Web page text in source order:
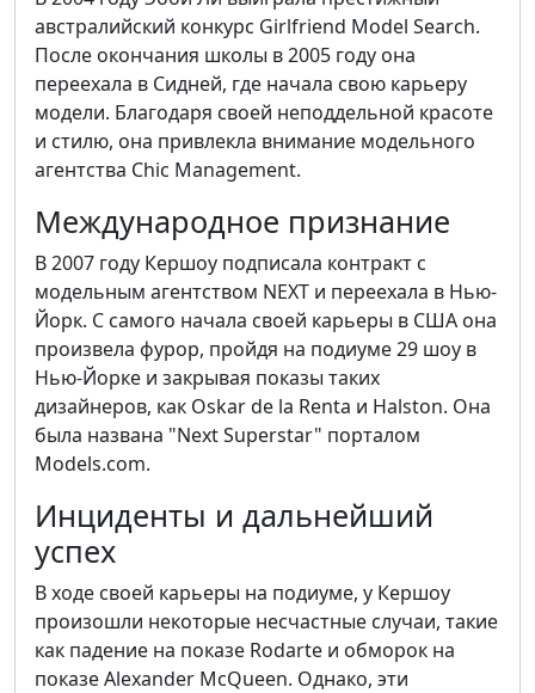
австралийский конкурс Girlfriend Model Search.
После окончания школы в 2005 году она
переехала в Сидней, где начала свою карьеру
модели. Благодаря своей неподдельной красоте
и стилю, она привлекла внимание модельного
агентства Chic Management.
Международное признание
В 2007 году Кершоу подписала контракт с
модельным агентством NEXT и переехала в Нью-
Йорк. С самого начала своей карьеры в США она
произвела фурор, пройдя на подиуме 29 шоу в
Нью-Йорке и закрывая показы таких
дизайнеров, как Oskar de la Renta и Halston. Она
была названа "Next Superstar" порталом
Models.com.
Инциденты и дальнейший
успех
В ходе своей карьеры на подиуме, у Кершоу
произошли некоторые несчастные случаи, такие
как падение на показе Rodarte и обморок на
показе Alexander McQueen. Однако, эти